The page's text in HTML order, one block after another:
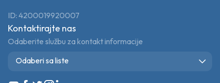
ID: 4200019920007
Kontaktirajte nas
Odaberite službu za kontakt informacije
Odaberi sa liste